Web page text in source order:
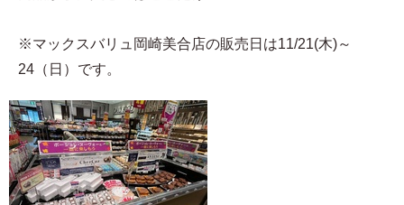
※マックスバリュ岡崎美合店の販売日は11/21(木)～
24（日）です。